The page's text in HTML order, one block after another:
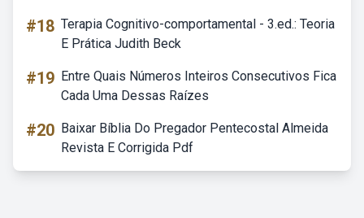
#18 Terapia Cognitivo-comportamental - 3.ed.: Teoria
E Prática Judith Beck
#19 Entre Quais Números Inteiros Consecutivos Fica
Cada Uma Dessas Raízes
#20 Baixar Bíblia Do Pregador Pentecostal Almeida
Revista E Corrigida Pdf